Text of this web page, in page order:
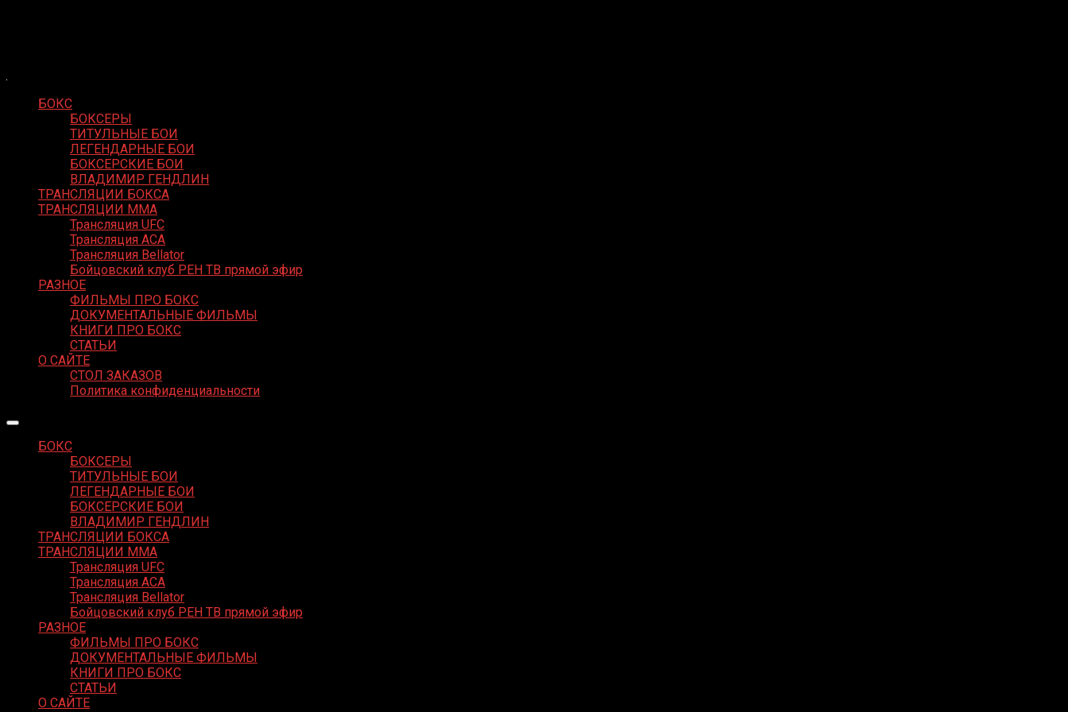
БОКС
БОКСЕРЫ
ТИТУЛЬНЫЕ БОИ
ЛЕГЕНДАРНЫЕ БОИ
БОКСЕРСКИЕ БОИ
ВЛАДИМИР ГЕНДЛИН
ТРАНСЛЯЦИИ БОКСА
ТРАНСЛЯЦИИ MMA
Трансляция UFC
Трансляция ACA
Трансляция Bellator
Бойцовский клуб РЕН ТВ прямой эфир
РАЗНОЕ
ФИЛЬМЫ ПРО БОКС
ДОКУМЕНТАЛЬНЫЕ ФИЛЬМЫ
КНИГИ ПРО БОКС
СТАТЬИ
О САЙТЕ
СТОЛ ЗАКАЗОВ
Политика конфиденциальности
БОКС
БОКСЕРЫ
ТИТУЛЬНЫЕ БОИ
ЛЕГЕНДАРНЫЕ БОИ
БОКСЕРСКИЕ БОИ
ВЛАДИМИР ГЕНДЛИН
ТРАНСЛЯЦИИ БОКСА
ТРАНСЛЯЦИИ MMA
Трансляция UFC
Трансляция ACA
Трансляция Bellator
Бойцовский клуб РЕН ТВ прямой эфир
РАЗНОЕ
ФИЛЬМЫ ПРО БОКС
ДОКУМЕНТАЛЬНЫЕ ФИЛЬМЫ
КНИГИ ПРО БОКС
СТАТЬИ
О САЙТЕ